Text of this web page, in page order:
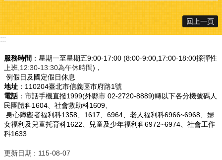
回上一頁
:::
服務時間 ：星期一至星期五9:00-17:00 (8:00-9:00,17:00-18:00採彈性
上班,12:30-13:30為午休時間)，
例假日及國定假日休息
地址 ：110204臺北市信義區市府路1號
電話：市話手機直撥1999(外縣市 02-2720-8889)轉以下各分機號碼人
民團體科1604、社會救助科1609、
身心障礙者福利科1358、1617、6964、老人福利科6966~6968、婦
女福利及兒童托育科1622、兒童及少年福利科6972~6974、社會工作
科1633
更新日期 115-08-07